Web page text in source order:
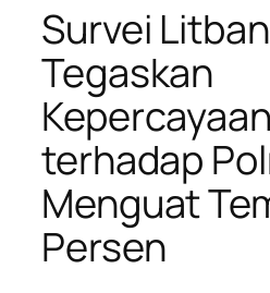
Survei
Tegaskan
terhadap
Menguat
Persen